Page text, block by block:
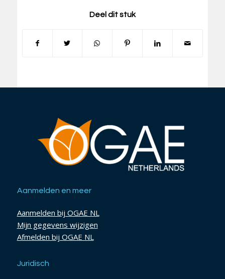
Deel dit stuk
Aanmelden en meer
Aanmelden bij OGAE NL
Mijn gegevens wijzigen
Afmelden bij OGAE NL
Juridisch